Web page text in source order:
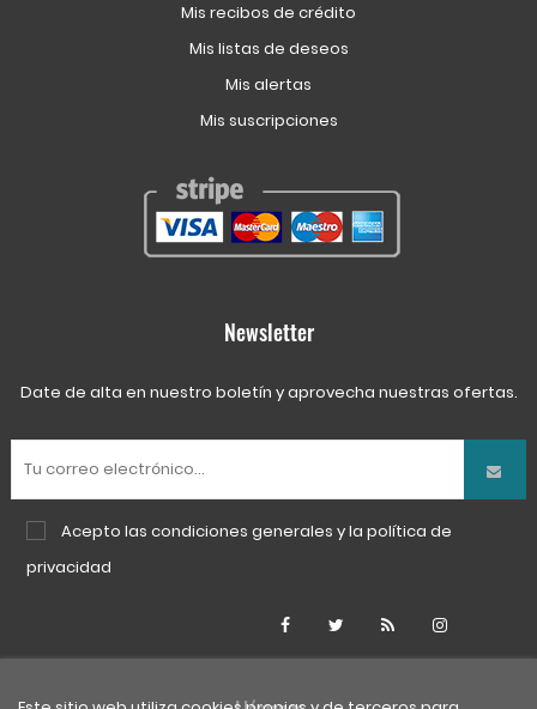
Mis recibos de crédito
Mis listas de deseos
Mis alertas
Mis suscripciones
Newsletter
Date de alta en nuestro boletín y aprovecha nuestras ofertas.
Acepto las condiciones generales y la política de
privacidad
FacebookTwitter Rss